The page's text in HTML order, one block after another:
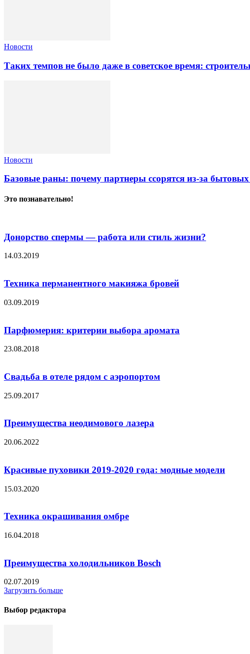
Новости
Таких темпов не было даже в советское время:
Новости
Базовые раны: почему партнеры ссорятся из-за
Это познавательно!
Донорство спермы — работа или стиль жизни?
14.03.2019
Техника перманентного макияжа бровей
03.09.2019
Парфюмерия: критерии выбора аромата
23.08.2018
Свадьба в отеле рядом с аэропортом
25.09.2017
Преимущества неодимового лазера
20.06.2022
Красивые пуховики 2019-2020 года: модные модели
15.03.2020
Техника окрашивания омбре
16.04.2018
Преимущества холодильников Bosch
02.07.2019
Загрузить больше
Выбор редактора